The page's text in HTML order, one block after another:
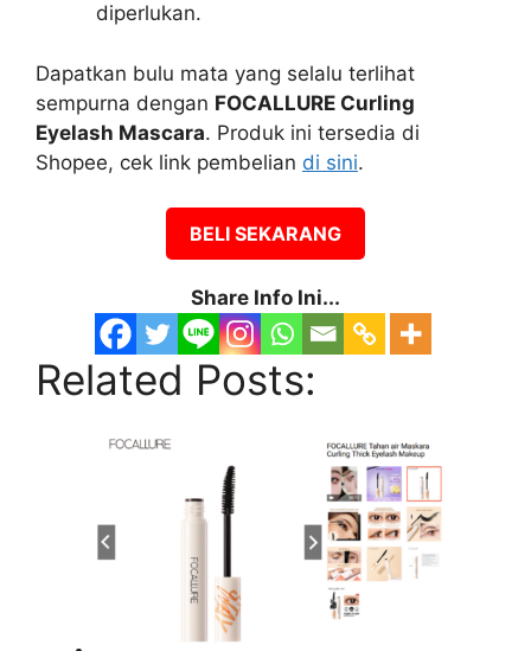
diperlukan.
Dapatkan bulu mata yang selalu terlihat
sempurna dengan FOCALLURE Curling
Eyelash Mascara. Produk ini tersedia di
Shopee, cek link pembelian di sini.
BELI SEKARANG
Share Info Ini...
Related Posts: